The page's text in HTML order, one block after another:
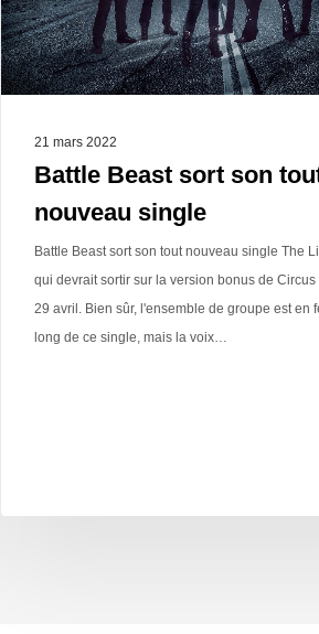
21 mars 2022
Battle Beast sort son
nouveau single
Battle Beast sort son tout nouveau single The
qui devrait sortir sur la version bonus de Circus
29 avril. Bien sûr, l'ensemble de groupe est en
long de ce single, mais la voix…